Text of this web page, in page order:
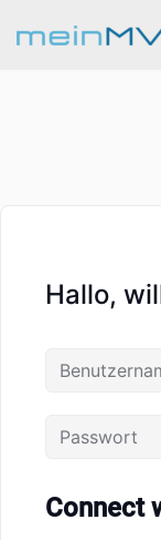
content
Hallo,
Connect